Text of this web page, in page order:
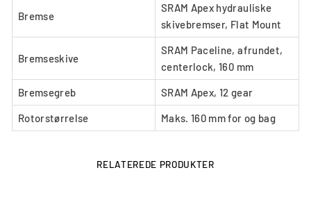
Bremse
SRAM Apex hydrauliske
skivebremser, Flat Mount
Bremseskive
SRAM Paceline, afrundet,
centerlock, 160 mm
Bremsegreb SRAM Apex, 12 gear
Rotorstørrelse Maks. 160 mm for og bag
RELATEREDE PRODUKTER